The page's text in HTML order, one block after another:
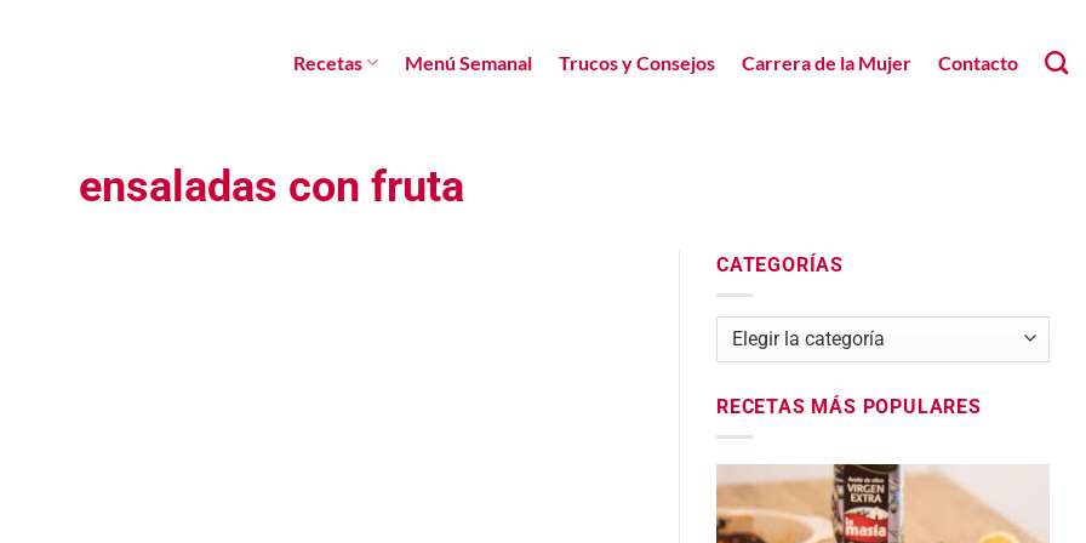
Recetas Menú Semanal Trucos y Consejos Carrera de la Mujer Contacto
ensaladas con fruta
CATEGORÍAS
Categorías
RECETAS MÁS POPULARES